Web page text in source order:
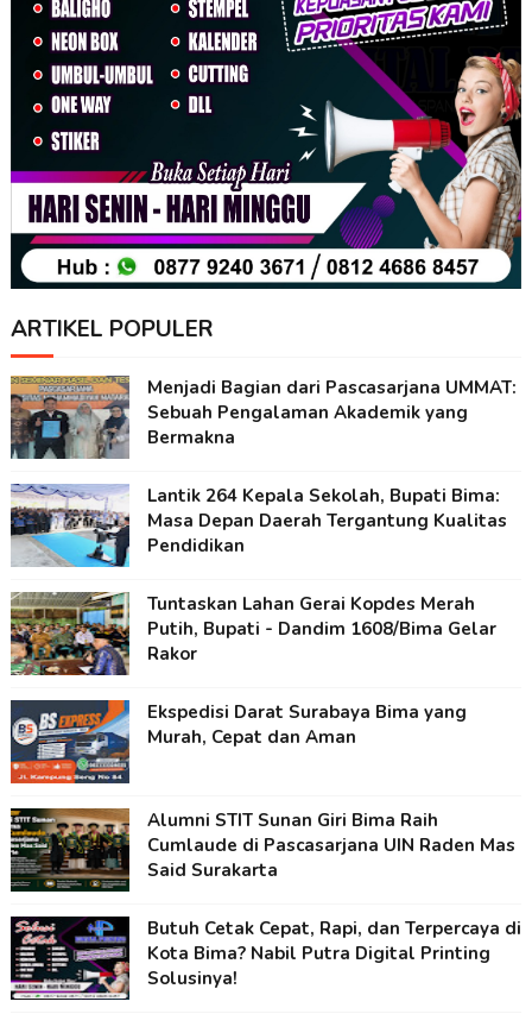
ARTIKEL POPULER
Menjadi Bagian dari Pascasarjana UMMAT:
Sebuah Pengalaman Akademik yang
Bermakna
Lantik 264 Kepala Sekolah, Bupati Bima:
Masa Depan Daerah Tergantung Kualitas
Pendidikan
Tuntaskan Lahan Gerai Kopdes Merah
Putih, Bupati - Dandim 1608/Bima Gelar
Rakor
Ekspedisi Darat Surabaya Bima yang
Murah, Cepat dan Aman
Alumni STIT Sunan Giri Bima Raih
Cumlaude di Pascasarjana UIN Raden Mas
Said Surakarta
Butuh Cetak Cepat, Rapi, dan Terpercaya di
Kota Bima? Nabil Putra Digital Printing
Solusinya!